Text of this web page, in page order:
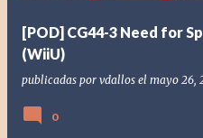
[POD] CG44-3 Need for
(WiiU)
publicadas por vdallos el mayo 26,
0